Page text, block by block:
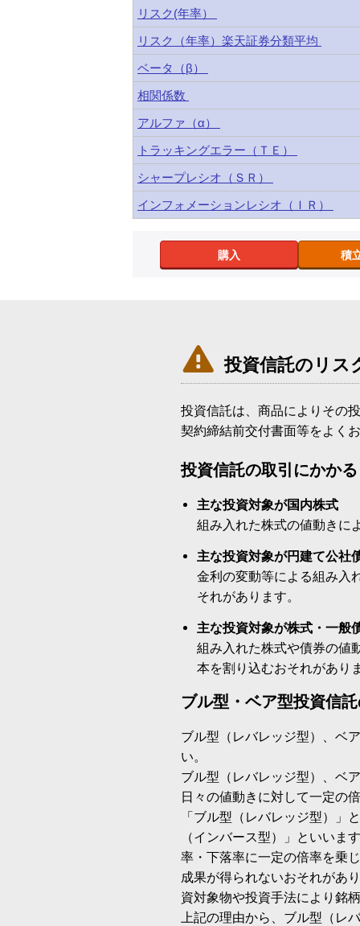
リスク(年率）
リスク（年率）楽天証券分類平均
ベータ（β）
相関係数
アルファ（α）
トラッキングエラー（ＴＥ）
シャープレシオ（ＳＲ）
インフォメーションレシオ（ＩＲ）
購入 積
 投資信託のリス
投資信託は、商品によりその
契約締結前交付書面等をよく
投資信託の取引にかか
主な投資対象が国内株式
組み入れた株式の値動きに
主な投資対象が円建て公社
金利の変動等による組み入
それがあります。
主な投資対象が株式・一般
組み入れた株式や債券の値
本を割り込むおそれがあり
ブル型・ベア型投資信
ブル型（レバレッジ型）、ベ
い。
ブル型（レバレッジ型）、ベ
日々の値動きに対して一定の
「ブル型（レバレッジ型）」
（インバース型）」といいま
率・下落率に一定の倍率を乗
成果が得られないおそれがあ
資対象物や投資手法により銘
上記の理由から、ブル型（レ